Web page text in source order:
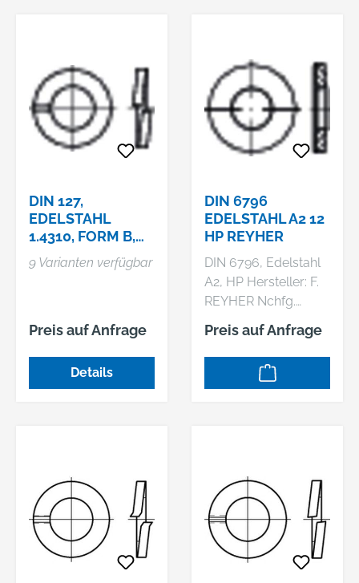
DIN 127,
EDELSTAHL
1.4310, FORM B,
KP
9 Varianten verfügbar
Preis auf Anfrage
Details
DIN 6796
EDELSTAHL A2 12
HP REYHER
DIN 6796, Edelstahl
A2, HP Hersteller: F.
REYHER Nchfg.
GmbH & Co. KG,
Haferweg 1, 22769
Hamburg, DE,
+4940853630,
gen Abmessung: 12 x
29 x 3 VE=S (250
Stück)
Preis auf Anfrage